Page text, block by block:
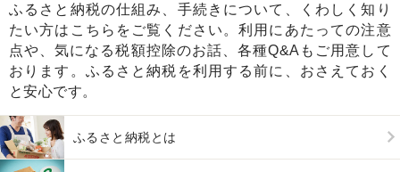
ふるさと納税の仕組み、手続きについて、くわしく知り
たい方はこちらをご覧ください。利用にあたっての注意
点や、気になる税額控除のお話、各種Q&Aもご用意して
おります。ふるさと納税を利用する前に、おさえておく
と安心です。
ふるさと納税とは